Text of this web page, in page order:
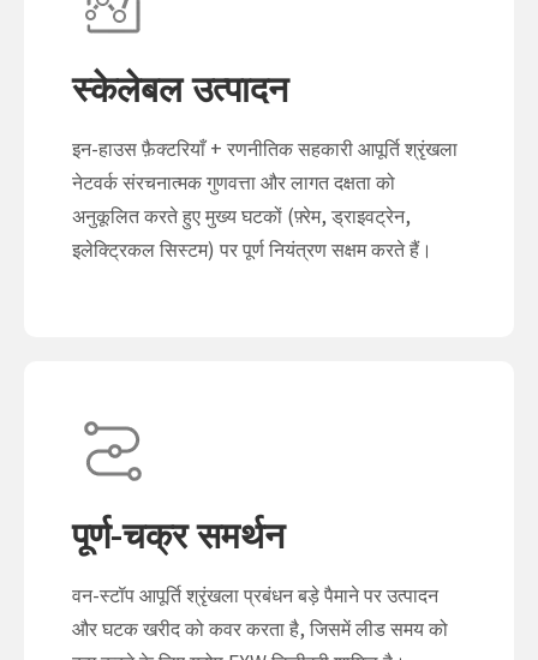
स्केलेबल उत्पादन
इन-हाउस फ़ैक्टरियाँ + रणनीतिक सहकारी आपूर्ति श्रृंखला
नेटवर्क संरचनात्मक गुणवत्ता और लागत दक्षता को
अनुकूलित करते हुए मुख्य घटकों (फ़्रेम, ड्राइवट्रेन,
इलेक्ट्रिकल सिस्टम) पर पूर्ण नियंत्रण सक्षम करते हैं।
पूर्ण-चक्र समर्थन
वन-स्टॉप आपूर्ति श्रृंखला प्रबंधन बड़े पैमाने पर उत्पादन
और घटक खरीद को कवर करता है, जिसमें लीड समय को